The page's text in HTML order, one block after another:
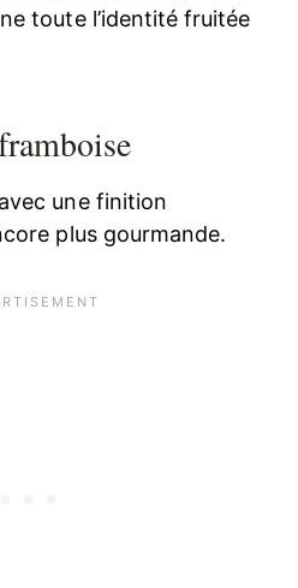
toute l’identité fruitée
une finition
plus gourmande.